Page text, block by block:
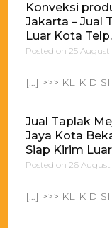
Konveksi
Jakarta – Jual
Luar Kota
Posted on 25
[…] >>> KLIK
Jual Taplak
Jaya Kota
Siap Kirim
Posted on 26
[…] >>> KLIK